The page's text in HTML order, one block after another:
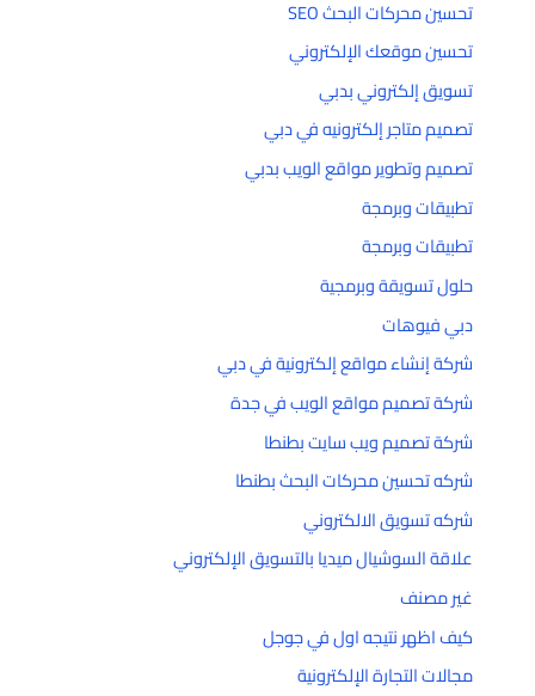
تحسين محركات البحث SEO
تحسين موقعك الإلكتروني
تسويق إلكتروني بدبي
تصميم متاجر إلكترونيه في دبي
تصميم وتطوير مواقع الويب بدبي
تطبيقات وبرمجة
تطبيقات وبرمجة
حلول تسويقة وبرمجية
دبي فيوهات
شركة إنشاء مواقع إلكترونية في دبي
شركة تصميم مواقع الويب في جدة
شركة تصميم ويب سايت بطنطا
شركه تحسين محركات البحث بطنطا
شركه تسويق الالكتروني
علاقة السوشيال ميديا بالتسويق الإلكتروني
غير مصنف
كيف اظهر نتيجه اول في جوجل
مجالات التجارة الإلكترونية